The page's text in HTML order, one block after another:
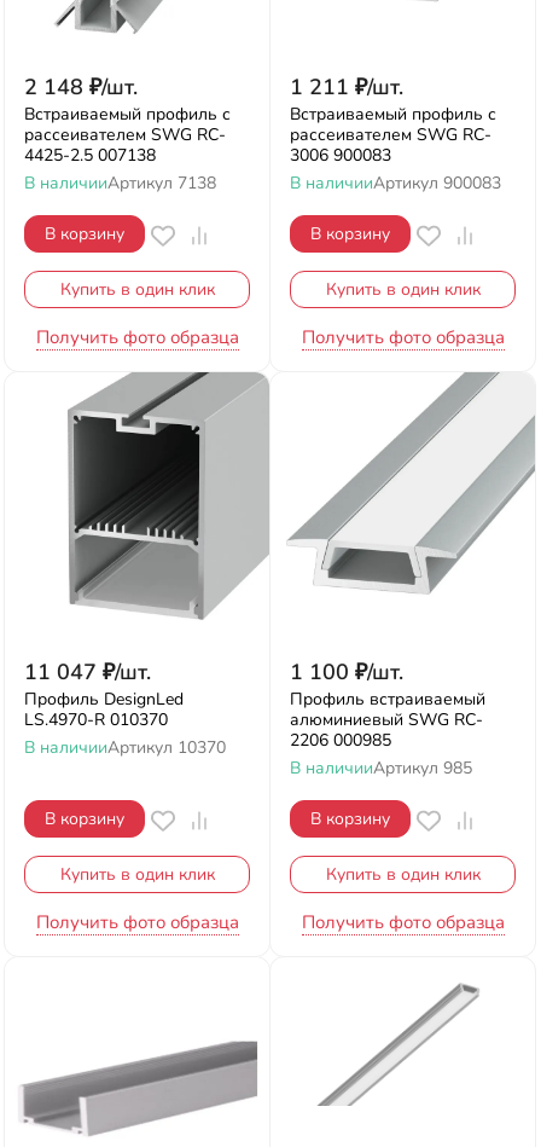
2 148 ₽/шт.
Встраиваемый профиль с
рассеивателем SWG RC-
4425-2.5 007138
В наличииАртикул 7138
В корзину
Купить в один клик
Получить фото образца
1 211 ₽/шт.
Встраиваемый профиль с
рассеивателем SWG RC-
3006 900083
В наличииАртикул 900083
В корзину
Купить в один клик
Получить фото образца
11 047 ₽/шт.
Профиль DesignLed
LS.4970-R 010370
В наличииАртикул 10370
В корзину
Купить в один клик
Получить фото образца
1 100 ₽/шт.
Профиль встраиваемый
алюминиевый SWG RC-
2206 000985
В наличииАртикул 985
В корзину
Купить в один клик
Получить фото образца